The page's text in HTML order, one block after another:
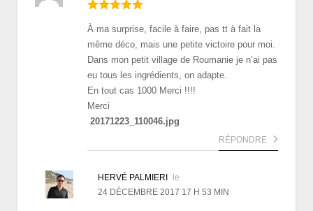
À ma surprise, facile à faire, pas tt à fait la
même déco, mais une petite victoire pour moi.
Dans mon petit village de Roumanie je n’ai pas
eu tous les ingrédients, on adapte.
En tout cas 1000 Merci !!!!
Merci
20171223_110046.jpg
RÉPONDRE
HERVÉ PALMIERI
le
24 DÉCEMBRE 2017 17 H 53 MIN